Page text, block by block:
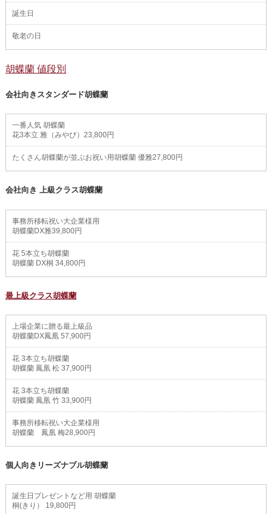
誕生日
敬老の日
胡蝶蘭 値段別
会社向きスタンダード胡蝶蘭
一番人気 胡蝶蘭
花3本立 雅（みやび）23,800円
たくさん胡蝶蘭が並ぶお祝い用胡蝶蘭 優雅27,800円
会社向き 上級クラス胡蝶蘭
事務所移転祝い大企業様用
胡蝶蘭DX雅39,800円
花 5本立ち胡蝶蘭
胡蝶蘭 DX桐 34,800円
最上級クラス胡蝶蘭
上場企業に贈る最上級品
胡蝶蘭DX鳳凰 57,900円
花 3本立ち胡蝶蘭
胡蝶蘭 鳳凰 松 37,900円
花 3本立ち胡蝶蘭
胡蝶蘭 鳳凰 竹 33,900円
事務所移転祝い大企業様用
胡蝶蘭 鳳凰 梅28,900円
個人向きリーズナブル胡蝶蘭
誕生日プレゼントなど用 胡蝶蘭
桐(きり） 19,800円